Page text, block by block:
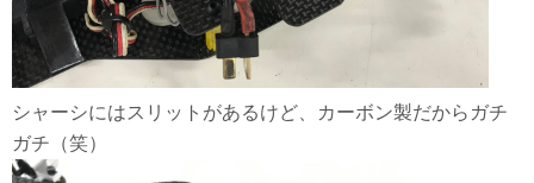
シャーシにはスリットがあるけど、カーボン製だからガチ
ガチ（笑）